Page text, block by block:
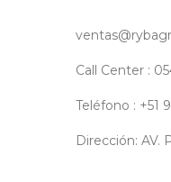
Call Center :
Teléfono : +51
Dirección: AV.